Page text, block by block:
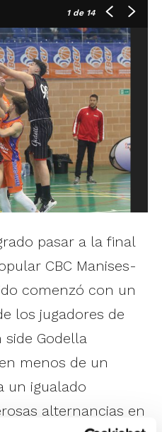
1de 14
pasar a la final
CBC Manises-
comenzó con un
los jugadores de
side Godella
menos de un
un igualado
alternancias en